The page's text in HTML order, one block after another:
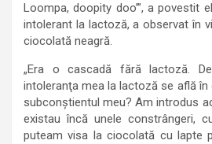
Loompa, doopity doo’”, a povestit
intolerant la lactoză, a observat în
ciocolată neagră.
„Era o cascadă fără lactoză.
intoleranţa mea la lactoză se află
subconştientul meu? Am introdus
existau încă unele constrângeri,
puteam visa la ciocolată cu lapte